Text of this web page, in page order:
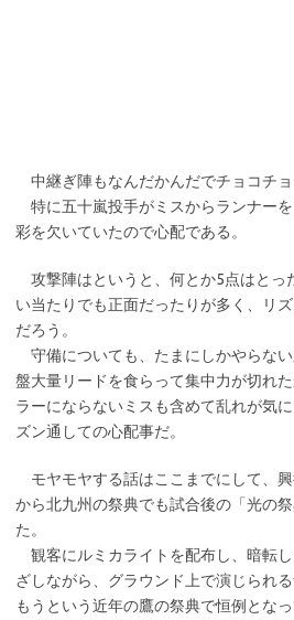
中継ぎ陣もなんだかんだでチョコチョ
特に五十嵐投手がミスからランナー
彩を欠いていたので心配である。
攻撃陣はというと、何とか5点はとっ
い当たりでも正面だったりが多く、リ
だろう。
守備についても、たまにしかやらな
盤大量リードを食らって集中力が切れ
ラーにならないミスも含めて乱れが気
ズン通しての心配事だ。
モヤモヤする話はここまでにして、
から北九州の祭典でも試合後の「光の
た。
観客にルミカライトを配布し、暗転
ざしながら、グラウンド上で演じられ
もうという近年の鷹の祭典で恒例となっ